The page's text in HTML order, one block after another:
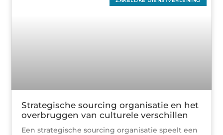
Strategische sourcing organisatie en het
overbruggen van culturele verschillen
Een strategische sourcing organisatie speelt een